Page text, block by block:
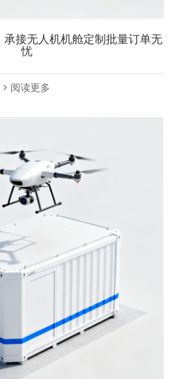
接无人机机舱定制批量订单无
忧
阅读更多